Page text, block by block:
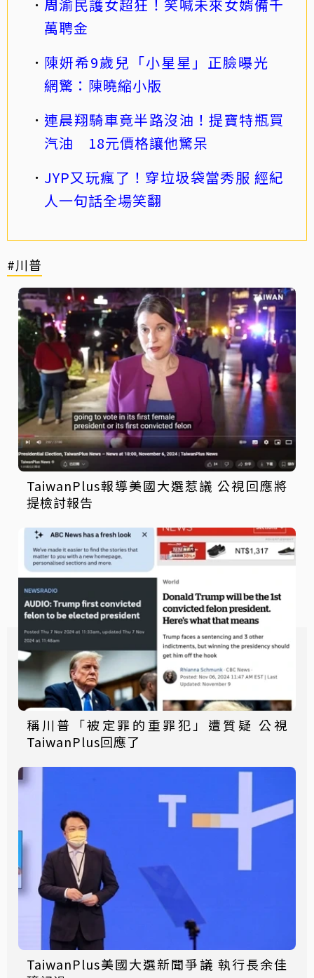
周渝民護女超狂！笑喊未來女婿備千
萬聘金
陳妍希9歲兒「小星星」正臉曝光
網驚：陳曉縮小版
連晨翔騎車竟半路沒油！提寶特瓶買
汽油 18元價格讓他驚呆
JYP又玩瘋了！穿垃圾袋當秀服 經紀
人一句話全場笑翻
#川普
TaiwanPlus報導美國大選惹議 公視回應將
提檢討報告
稱川普「被定罪的重罪犯」遭質疑 公視
TaiwanPlus回應了
TaiwanPlus美國大選新聞爭議 執行長余佳